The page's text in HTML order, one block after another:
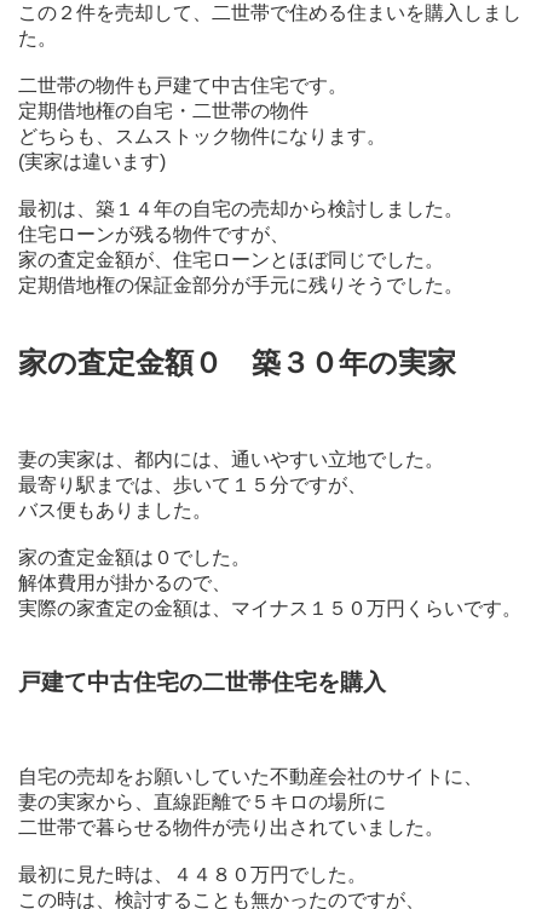
この２件を売却して、二世帯で住める住まいを購入しまし
た。
二世帯の物件も戸建て中古住宅です。
定期借地権の自宅・二世帯の物件
どちらも、スムストック物件になります。
(実家は違います)
最初は、築１４年の自宅の売却から検討しました。
住宅ローンが残る物件ですが、
家の査定金額が、住宅ローンとほぼ同じでした。
定期借地権の保証金部分が手元に残りそうでした。
家の査定金額０ 築３０年の実家
妻の実家は、都内には、通いやすい立地でした。
最寄り駅までは、歩いて１５分ですが、
バス便もありました。
家の査定金額は０でした。
解体費用が掛かるので、
実際の家査定の金額は、マイナス１５０万円くらいです。
戸建て中古住宅の二世帯住宅を購入
自宅の売却をお願いしていた不動産会社のサイトに、
妻の実家から、直線距離で５キロの場所に
二世帯で暮らせる物件が売り出されていました。
最初に見た時は、４４８０万円でした。
この時は、検討することも無かったのですが、